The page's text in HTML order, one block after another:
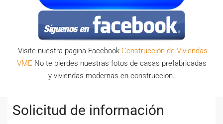
Visite nuestra pagina Facebook Construcción de Viviendas
VME No te pierdes nuestras fotos de casas prefabricadas
y viviendas modernas en construcción.
Solicitud de información